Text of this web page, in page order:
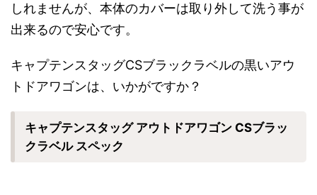
しれませんが、本体のカバーは取り外して洗う事が
出来るので安心です。
キャプテンスタッグCSブラックラベルの黒いアウ
トドアワゴンは、いかがですか？
キャプテンスタッグ アウトドアワゴン CSブラッ
クラベル スペック